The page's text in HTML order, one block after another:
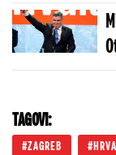
TAGOVI:
ZAGREB